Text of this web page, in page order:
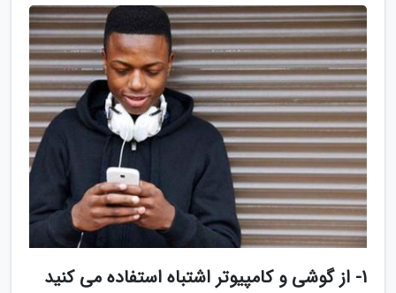
1- از گوشی و کامپیوتر اشتباه استفاده می کنید